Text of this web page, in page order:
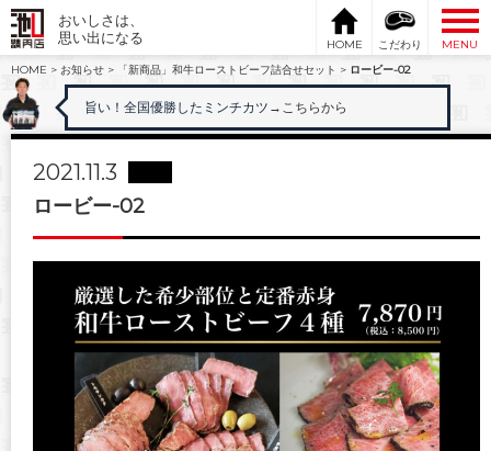
おいしさは、
思い出になる
HOME こだわり
MENU
HOME > お知らせ > 「新商品」和牛ローストビーフ詰合せセット > ロービー-02
旨い！全国優勝したミンチカツ →こちらから
2021.11.3
ロービー-02